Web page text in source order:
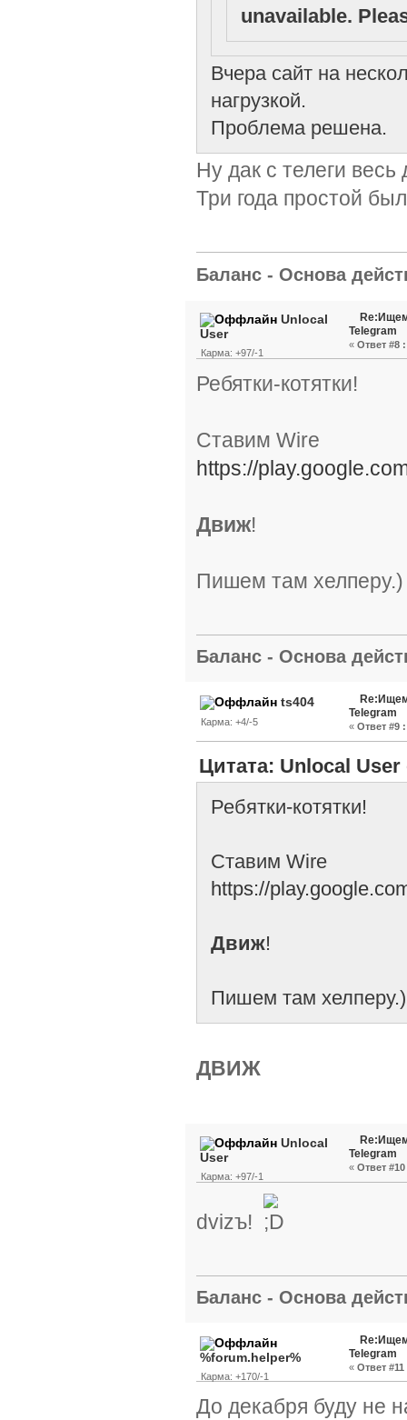
unavailable.
Вчера сайт на
нагрузкой.
Проблема решена.
Ну дак с телеги
Три года простой
Баланс - Основа
Unlocal
User
Карма: +97/-1
Telegram
« Ответ #8 :
Ребятки-котятки!
Ставим Wire
https://
Движ!
Пишем там хелперу.)
Баланс - Основа
ts404
Карма: +4/-5
Telegram
« Ответ #9 :
Цитата: Unlocal User
Ребятки-котятки!
Ставим Wire
https://
Движ!
Пишем там хелперу.)
ДВИЖ
Unlocal
User
Карма: +97/-1
Telegram
« Ответ
dvizъ!
Баланс - Основа
%forum.helper%
Карма: +170/-1
Telegram
« Ответ #11
До декабря буду не